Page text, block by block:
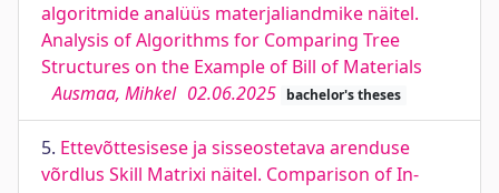
algoritmide analüüs materjaliandmike näitel.
Analysis of Algorithms for Comparing Tree
Structures on the Example of Bill of Materials
Ausmaa, Mihkel 02.06.2025 bachelor's theses
5. Ettevõttesisese ja sisseostetava arenduse
võrdlus Skill Matrixi näitel. Comparison of In-